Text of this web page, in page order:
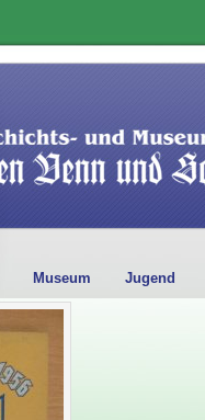
Museum Jugend